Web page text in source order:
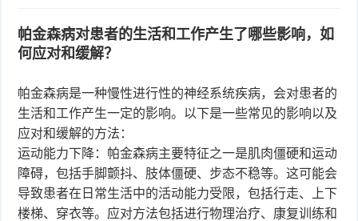
帕金森病对患者的生活和工作产生了哪些影响，如
何应对和缓解？
帕金森病是一种慢性进行性的神经系统疾病，会对患者的
生活和工作产生一定的影响。以下是一些常见的影响以及
应对和缓解的方法：
运动能力下降：帕金森病主要特征之一是肌肉僵硬和运动
障碍，包括手脚颤抖、肢体僵硬、步态不稳等。这可能会
导致患者在日常生活中的活动能力受限，包括行走、上下
楼梯、穿衣等。应对方法包括进行物理治疗、康复训练和